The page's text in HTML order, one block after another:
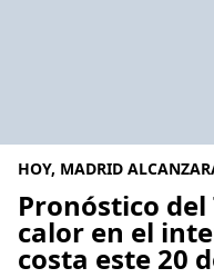
HOY, MADRID
Pronóstico del
calor en el
costa este 20